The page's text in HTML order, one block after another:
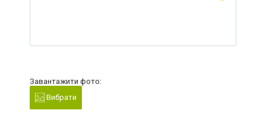
Завантажити фото:
Вибрати